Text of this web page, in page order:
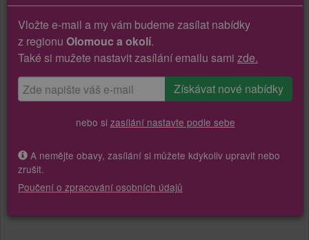
Vložte e-mail a my vám budeme zasílat nabídky
z regionu Olomouc a okolí.
Také si mužete nastavit zasílání emailu sami zde.
nebo si zasílání nastavte podle sebe
A nemějte obavy, zasílání si můžete kdykoliv upravit nebo
zrušit.
Poučení o zpracování osobních údajů